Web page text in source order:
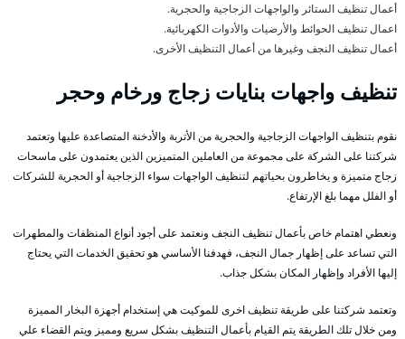
أعمال تنظيف الستائر والواجهات الزجاجية والحجرية.
اعمال تنظيف الحوائط والأرضيات والأدوات الكهربائية.
أعمال تنظيف النجف وغيرها من أعمال التنظيف الأخرى.
تنظيف واجهات بنايات زجاج ورخام وحجر
نقوم بتنظيف الواجهات الزجاجية والحجرية من الأتربة والأدخنة المتصاعدة عليها وتعتمد
شركتنا على الشركة على مجموعة من العاملين المتميزين الذين يعتمدون على ماسحات
زجاج متميزة و يخاطرون بحياتهم لتنظيف الواجهات سواء الزجاجية أو الحجرية للشركات
أو الفلل مهما بلغ الإرتفاع.
ونعطي اهتمام خاص بأعمال تنظيف النجف ونعتمد على أجود أنواع المنظفات والمطهرات
التي تساعد على إظهار جمال النجف، فهدفنا الأساسي هو تحقيق الخدمات التي يحتاج
إليها الأفراد وإظهار المكان بشكل جذاب.
وتعتمد شركتنا على طريقة تنظيف اخرى للموكيت هي إستخدام أجهزة البخار المميزة
ومن خلال تلك الطريقة يتم القيام بأعمال التنظيف بشكل سريع ومميز ويتم القضاء علي